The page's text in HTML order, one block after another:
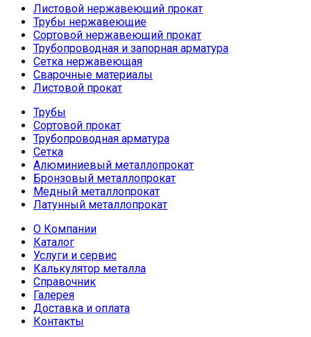
Листовой нержавеющий прокат
Трубы нержавеющие
Сортовой нержавеющий прокат
Трубопроводная и запорная арматура
Сетка нержавеющая
Сварочные материалы
Листовой прокат
Трубы
Сортовой прокат
Трубопроводная арматура
Сетка
Алюминиевый металлопрокат
Бронзовый металлопрокат
Медный металлопрокат
Латунный металлопрокат
О Компании
Каталог
Услуги и сервис
Калькулятор металла
Справочник
Галерея
Доставка и оплата
Контакты